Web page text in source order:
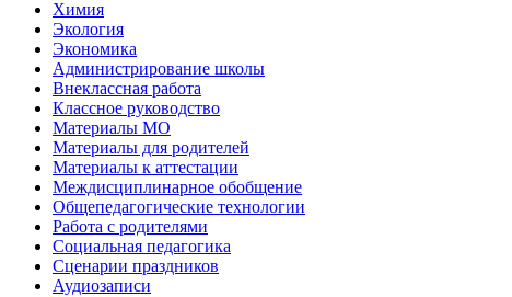
Химия
Экология
Экономика
Администрирование школы
Внеклассная работа
Классное руководство
Материалы МО
Материалы для родителей
Материалы к аттестации
Междисциплинарное обобщение
Общепедагогические технологии
Работа с родителями
Социальная педагогика
Сценарии праздников
Аудиозаписи